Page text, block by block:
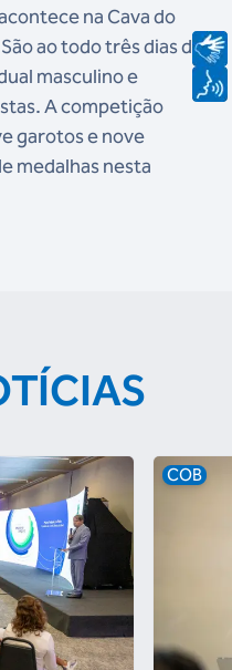
na Cava do
ao todo três dias de
masculino e
A competição
garotos e nove
medalhas nesta
COB